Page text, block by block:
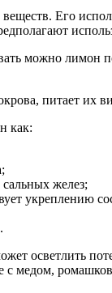
Его
можно лимон
питает их
как:
желез;
укреплению
осветлить
с медом,